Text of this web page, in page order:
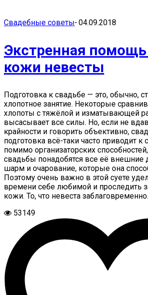
Свадебные советы- 04.09.2018
Экстренная
кожи невесты
Подготовка к свадьбе — это, обычно,
хлопотное занятие. Некоторые
хлопоты с тяжёлой и изматывающей
высасывает все силы. Но, если не
крайности и говорить объективно,
подготовка всё-таки часто приводит к
помимо организаторских
свадьбы понадобятся все её внешние
шарм и очарование, которые она
Поэтому очень важно в этой суете
времени себе любимой и проследить
кожи. То, что невеста
53149